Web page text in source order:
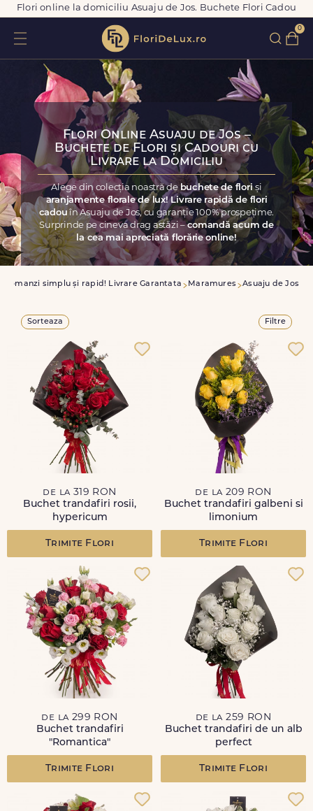
Flori online la domiciliu Asuaju de Jos. Buchete Flori Cadou
0
Flori Online Asuaju de Jos –
Buchete de Flori și Cadouri cu
Livrare la Domiciliu
Alege din colecția noastră de buchete de floriși
aranjamente florale de lux! Livrare rapidă de flori
cadou în Asuaju de Jos, cu garanție 100% prospețime.
Surprinde pe cineva drag astăzi –comandă acum de
la cea mai apreciată florărie online!
Comanzi simplu și rapid! Livrare Garantata Maramures Asuaju de Jos
Sorteaza Filtre
de la 319 RON
Buchet trandafiri rosii,
hypericum
Trimite Flori
de la 209 RON
Buchet trandafiri galbeni si
limonium
Trimite Flori
de la 299 RON
Buchet trandafiri
"Romantica"
Trimite Flori
de la 259 RON
Buchet trandafiri de un alb
perfect
Trimite Flori